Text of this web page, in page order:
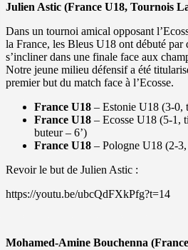
Julien Astic (France U18, Tournois
Dans un tournoi amical opposant
la France, les Bleus U18 ont débuté par
s’incliner dans une finale face aux
Notre jeune milieu défensif a été
premier but du match face à l’Ecosse.
France U18 – Estonie U18 (3-0,
France U18 – Ecosse U18 (5-1,
buteur – 6’)
France U18 – Pologne U18 (2-
Revoir le but de Julien Astic :
https://youtu.be/ubcQdFXkPfg?t=14
Mohamed-Amine Bouchenna